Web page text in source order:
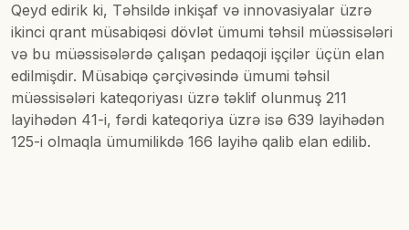
Qeyd edirik ki, Təhsildə inkişaf və innovasiyalar üzrə
ikinci qrant müsabiqəsi dövlət ümumi təhsil müəssisələri
və bu müəssisələrdə çalışan pedaqoji işçilər üçün elan
edilmişdir. Müsabiqə çərçivəsində ümumi təhsil
müəssisələri kateqoriyası üzrə təklif olunmuş 211
layihədən 41-i, fərdi kateqoriya üzrə isə 639 layihədən
125-i olmaqla ümumilikdə 166 layihə qalib elan edilib.